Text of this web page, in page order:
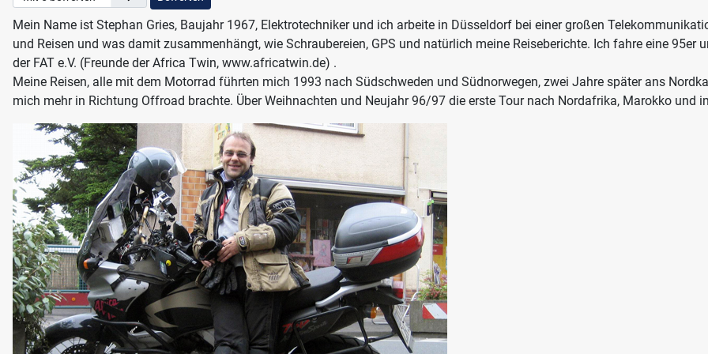
Mein Name ist Stephan Gries, Baujahr 1967, Elektrotechniker und ich arbeite in Düsseldorf bei einer großen
und Reisen und was damit zusammenhängt, wie Schraubereien, GPS und natürlich meine Reiseberichte. Ich fahre eine
der FAT e.V. (Freunde der Africa Twin, www.africatwin.de) .
Meine Reisen, alle mit dem Motorrad führten mich 1993 nach Südschweden und Südnorwegen, zwei Jahre später ans
mich mehr in Richtung Offroad brachte. Über Weihnachten und Neujahr 96/97 die erste Tour nach Nordafrika, Marokko und